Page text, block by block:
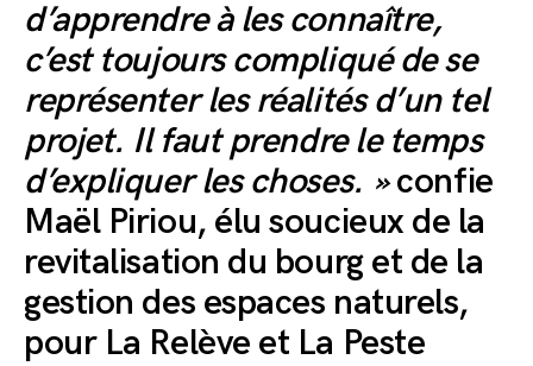
d’apprendre à les connaître,
c’est toujours compliqué de se
représenter les réalités d’un tel
projet. Il faut prendre le temps
d’expliquer les choses. »confie
Maël Piriou, élu soucieux de la
revitalisation du bourg et de la
gestion des espaces naturels,
pour La Relève et La Peste